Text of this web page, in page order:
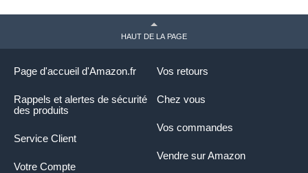
HAUT DE LA PAGE
Vos retours
Chez vous
Vos commandes
Vendre sur Amazon
Page d'accueil d'Amazon.fr
Rappels et alertes de sécurité
des produits
Service Client
Votre Compte